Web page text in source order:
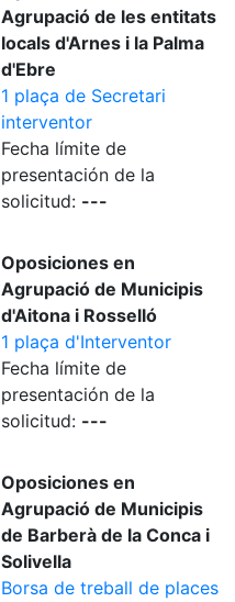
Agrupació de les entitats
locals d'Arnes i la Palma
d'Ebre
1 plaça de Secretari
interventor
Fecha límite de
presentación de la
solicitud: ---
Oposiciones en
Agrupació de Municipis
d'Aitona i Rosselló
1 plaça d'Interventor
Fecha límite de
presentación de la
solicitud: ---
Oposiciones en
Agrupació de Municipis
de Barberà de la Conca i
Solivella
Borsa de treball de places